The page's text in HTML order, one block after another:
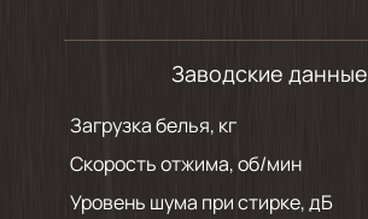
Заводские данные
Загрузка белья, кг
Скорость отжима, об/мин
Уровень шума при стирке, дБ